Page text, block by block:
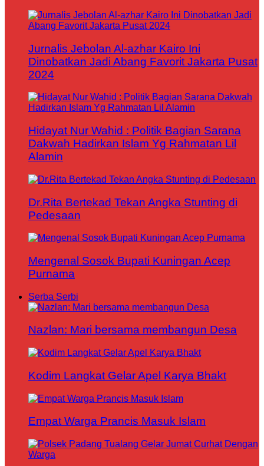
Jurnalis Jebolan Al-azhar Kairo Ini
Dinobatkan Jadi Abang Favorit Jakarta Pusat
2024
Hidayat Nur Wahid : Politik Bagian Sarana
Dakwah Hadirkan Islam Yg Rahmatan Lil
Alamin
Dr.Rita Bertekad Tekan Angka Stunting di
Pedesaan
Mengenal Sosok Bupati Kuningan Acep
Purnama
Serba Serbi
Nazlan: Mari bersama membangun Desa
Kodim Langkat Gelar Apel Karya Bhakt
Empat Warga Prancis Masuk Islam